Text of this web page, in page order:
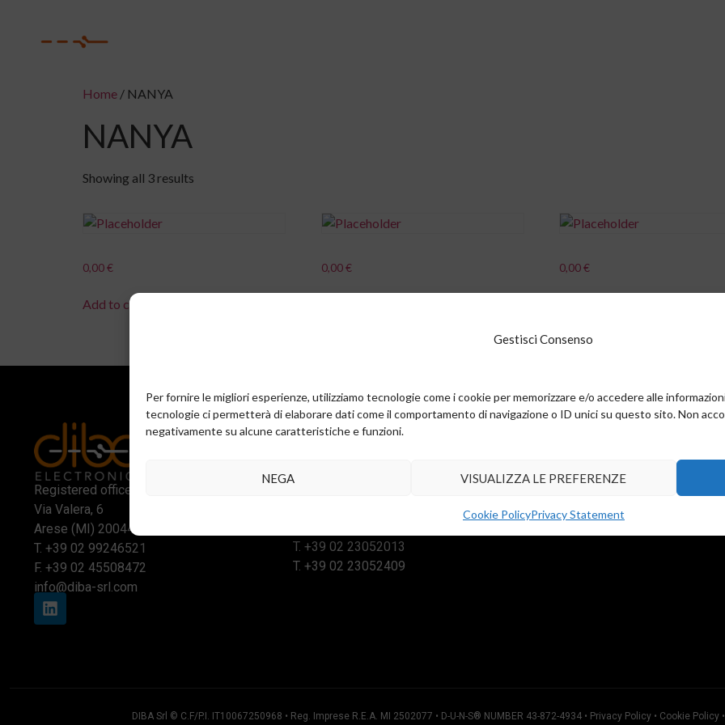
Gestisci Consenso
Per fornire le migliori esperienze, utilizziamo tecnologie come i cookie per memorizzare e/o accedere alle
tecnologie ci permetterà di elaborare dati come il comportamento di navigazione o ID unici su questo sito. Non
negativamente su alcune caratteristiche e funzioni.
NEGA VISUALIZZA LE PREFERENZE
Cookie PolicyPrivacy Statement
Home / NANYA
NANYA
Showing all 3 results
0,00€
Add to cart
0,00€ 0,00€
Registered office and commercial office:
Via Valera, 6
Arese (MI) 20044
T. +39 02 99246521
F. +39 02 45508472
info@diba-srl.com
Business location:
T. +39 02 23052013
T. +39 02 23052409
DIBA Srl © C.F/P.I. IT10067250968 • Reg. Imprese R.E.A. MI 2502077 • D-U-N-S® NUMBER 43-872-4934 • Privacy Policy • Cookie Policy •